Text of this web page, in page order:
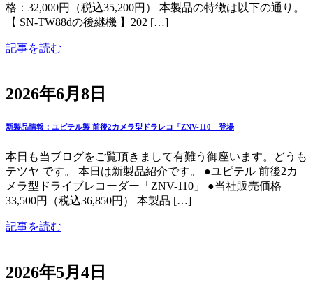
格：32,000円（税込35,200円） 本製品の特徴は以下の通り。
【 SN-TW88dの後継機 】202 […]
記事を読む
2026年6月8日
新製品情報：ユピテル製 前後2カメラ型ドラレコ「ZNV-110」登場
本日も当ブログをご覧頂きまして有難う御座います。どうも
テツヤ です。 本日は新製品紹介です。 ●ユピテル 前後2カ
メラ型ドライブレコーダー「ZNV-110」 ●当社販売価格
33,500円（税込36,850円） 本製品 […]
記事を読む
2026年5月4日